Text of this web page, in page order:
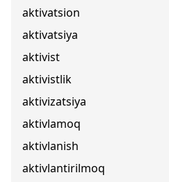
aktivatsion
aktivatsiya
aktivist
aktivistlik
aktivizatsiya
aktivlamoq
aktivlanish
aktivlantirilmoq